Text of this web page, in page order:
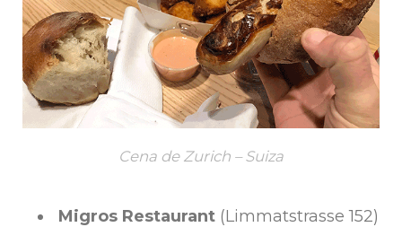
Cena de Zurich – Suiza
Migros Restaurant (Limmatstrasse 152)